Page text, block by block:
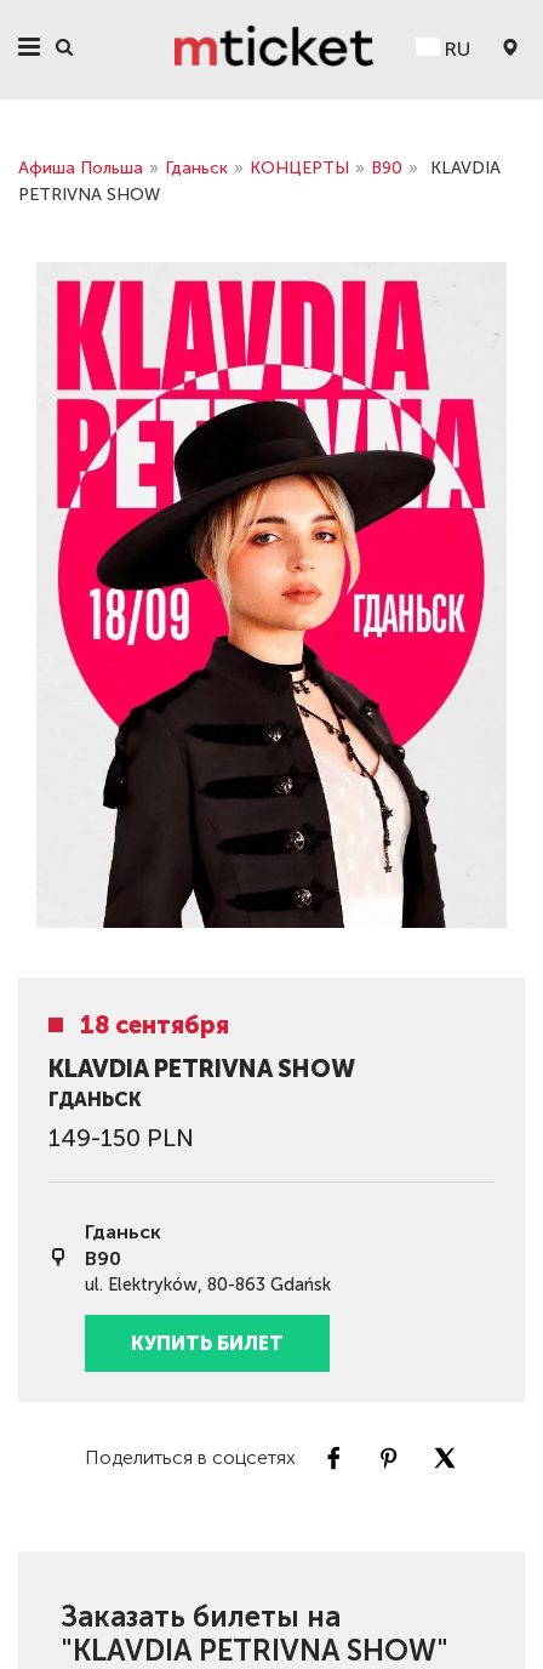
RU
Афиша Польша » Гданьск » КОНЦЕРТЫ » B90 »
KLAVDIA
PETRIVNA SHOW
18 сентября
KLAVDIA PETRIVNA SHOW
ГДАНЬСК
149-150 PLN
Гданьск
B90
ul. Elektryków, 80-863 Gdańsk
КУПИТЬ БИЛЕТ
Поделиться в соцсетях
Заказать билеты на
"KLAVDIA PETRIVNA SHOW"